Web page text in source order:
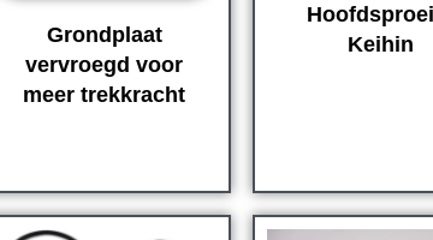
Grondplaat
vervroegd voor
meer trekkracht
Keihin